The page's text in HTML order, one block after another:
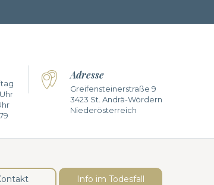
Adresse
Greifensteinerstraße 9
3423 St. Andrä-Wördern
Niederösterreich
Info im Todesfall